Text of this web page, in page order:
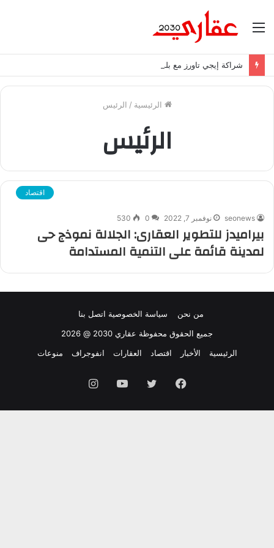
القائمة
شراكة إيجي تاورز مع بلدينا.. قيمة مضافة تعزز نجاح المشروعات
الرئيسية / الرئيس
الرئيس
اقتصاد
seonews نوفمبر 7, 2022 0
530
بيراميدز للتطوير العقارى: الجلالة نموذج حى
لمدينة قائمة على التنمية المستدامة
من نحن سياسة الخصوصية اتصل بنا
جميع الحقوق محفوظة عقاري 2030 @ 2026
الرئيسية
الأخبار اقتصاد العقارات انفوجراف منوعات
فيسبوك تويتر يوتيوب